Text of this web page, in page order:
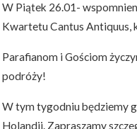
W Piątek 26.01-
Kwartetu Cantus Antiquus,
Parafianom i Gościom
podróży!
W tym tygodniu będziemy
Holandii. Zapraszamy